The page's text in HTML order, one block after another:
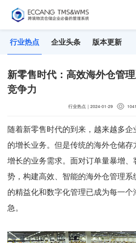
行业热点 企业头条 版本更新
新零售时代：高效海外仓管
竞争力
行业热点 ｜ 2024-01-29
随着新零售时代的到来，越来越多
的增长业务。但是传统的海外仓储
增长的业务需求。面对订单量暴增
势，构建高效、智能的海外仓管理
的精益化和数字化管理已成为每一
急。